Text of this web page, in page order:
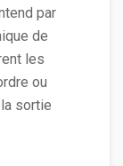
par
de
les
ou
sortie